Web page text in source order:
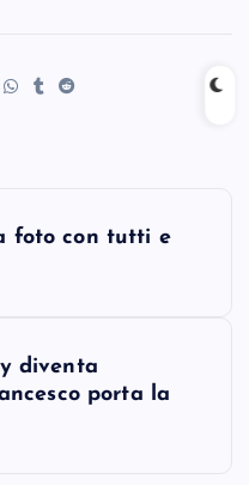
foto con tutti e
diventa
porta la